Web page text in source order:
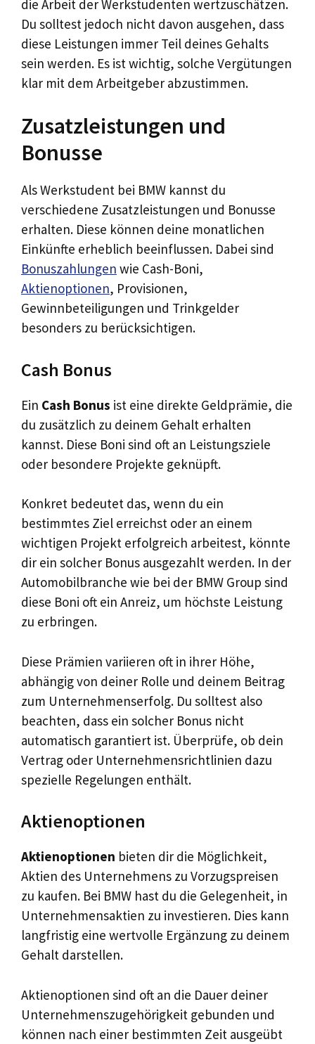
die Arbeit der Werkstudenten wertzuschätzen.
Du solltest jedoch nicht davon ausgehen, dass
diese Leistungen immer Teil deines Gehalts
sein werden. Es ist wichtig, solche Vergütungen
klar mit dem Arbeitgeber abzustimmen.
Zusatzleistungen und
Bonusse
Als Werkstudent bei BMW kannst du
verschiedene Zusatzleistungen und Bonusse
erhalten. Diese können deine monatlichen
Einkünfte erheblich beeinflussen. Dabei sind
Bonuszahlungen wie Cash-Boni,
Aktienoptionen, Provisionen,
Gewinnbeteiligungen und Trinkgelder
besonders zu berücksichtigen.
Cash Bonus
Ein Cash Bonus ist eine direkte Geldprämie, die
du zusätzlich zu deinem Gehalt erhalten
kannst. Diese Boni sind oft an Leistungsziele
oder besondere Projekte geknüpft.
Konkret bedeutet das, wenn du ein
bestimmtes Ziel erreichst oder an einem
wichtigen Projekt erfolgreich arbeitest, könnte
dir ein solcher Bonus ausgezahlt werden. In der
Automobilbranche wie bei der BMW Group sind
diese Boni oft ein Anreiz, um höchste Leistung
zu erbringen.
Diese Prämien variieren oft in ihrer Höhe,
abhängig von deiner Rolle und deinem Beitrag
zum Unternehmenserfolg. Du solltest also
beachten, dass ein solcher Bonus nicht
automatisch garantiert ist. Überprüfe, ob dein
Vertrag oder Unternehmensrichtlinien dazu
spezielle Regelungen enthält.
Aktienoptionen
Aktienoptionen bieten dir die Möglichkeit,
Aktien des Unternehmens zu Vorzugspreisen
zu kaufen. Bei BMW hast du die Gelegenheit, in
Unternehmensaktien zu investieren. Dies kann
langfristig eine wertvolle Ergänzung zu deinem
Gehalt darstellen.
Aktienoptionen sind oft an die Dauer deiner
Unternehmenszugehörigkeit gebunden und
können nach einer bestimmten Zeit ausgeübt